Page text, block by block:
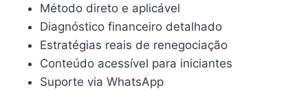
Método direto e aplicável
Diagnóstico financeiro detalhado
Estratégias reais de renegociação
Conteúdo acessível para iniciantes
Suporte via WhatsApp